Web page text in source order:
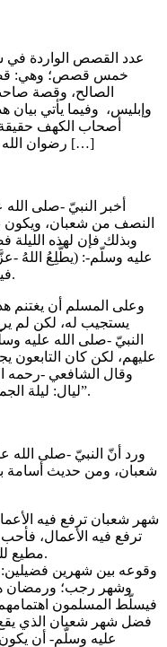
عدد القصص الواردة
خمس قصص؛ وهي:
الصالح، وقصة
وإبليس، وفيما يأتي
أصحاب الكهف حقيقة
رضوان الله -تعالى-، وتقديم العمل الصالح على غيره […]
أخبر النبيّ -صلى
النصف من شعبان، ويكون
وبذلك فإن لهذه
عليه وسلّم-: (يطَّلِعُ اللهُ
فيغفرُ لعبادِه إلَّا اثنين مُشاحِنٍ وقاتلِ نفسٍ).
وعلى المسلم أن يغتنم
يستجيب له، لكن لم
النبيّ -صلى الله عليه
عليهم، لكن كان التابعون
وقال الشافعي -رحمه
ليال: ليلة الجمعة، والعيدين، وأول رجب ونصف شعبان”.
ورد أنّ النبيّ -صلى الله
شعبان، ومن حديث أسامة
ترفع فيه الأعمال،
مطيع لله -تعالى- لعلّه يغفر له ويتقبّل منه.
وقوعه بين شهرين
وشهر رجب؛ ورمضان
فيسلّط المسلمون
فضل شهر شعبان الذي
عليه وسلّم- أن